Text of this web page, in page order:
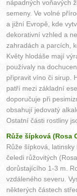
nápadných voňavých
semeny. Ve volné
a jižní Evropě, kde
dekorativní vzhled a
zahradách a parcích,
Květy hlodáše mají
používaly na
připravit víno či sirup.
patří mezi základní
doporučuje při
obsahují jedovatý
Ostatní části rostliny
Růže šípková (Rosa
Růže šípková,
čeledi růžovitých
dorůstajícího 1-3 m.
vzdáleného severu.
některých částech